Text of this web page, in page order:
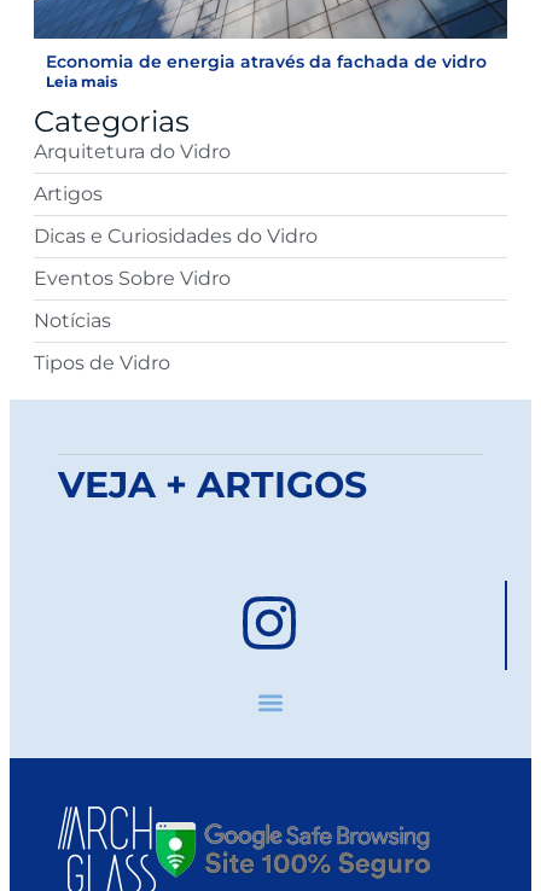
Economia de energia através da fachada de vidro
Leia mais
Categorias
Arquitetura do Vidro
Artigos
Dicas e Curiosidades do Vidro
Eventos Sobre Vidro
Notícias
Tipos de Vidro
VEJA + ARTIGOS